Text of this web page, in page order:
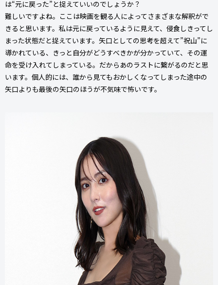
は“元に戻った”と捉えていいのでしょうか？
難しいですよね。ここは映画を観る人によってさまざまな解釈がで
きると思います。私は元に戻っているように見えて、侵食しきってし
まった状態だと捉えています。矢口としての思考を超えて”祝山”に
導かれている、きっと自分がどうすべきかが分かっていて、その運
命を受け入れてしまっている。だからあのラストに繋がるのだと思
います。個人的には、誰から見てもおかしくなってしまった途中の
矢口よりも最後の矢口のほうが不気味で怖いです。